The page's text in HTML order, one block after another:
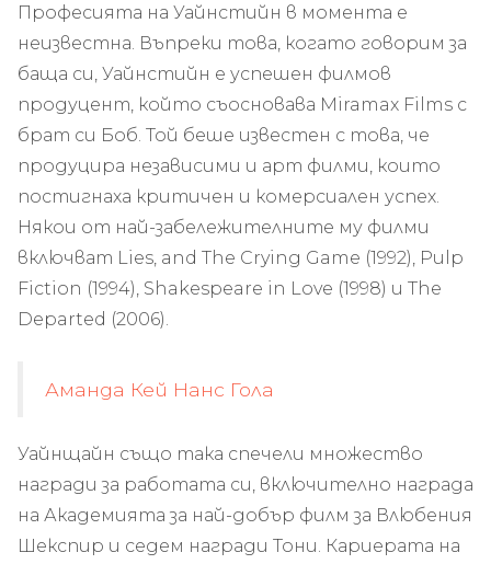
Професията на Уайнстийн в момента е
неизвестна. Въпреки това, когато говорим за
баща си, Уайнстийн е успешен филмов
продуцент, който съосновава Miramax Films с
брат си Боб. Той беше известен с това, че
продуцира независими и арт филми, които
постигнаха критичен и комерсиален успех.
Някои от най-забележителните му филми
включват Lies, and The Crying Game (1992), Pulp
Fiction (1994), Shakespeare in Love (1998) и The
Departed (2006).
Аманда Кей Нанс Гола
Уайнщайн също така спечели множество
награди за работата си, включително награда
на Академията за най-добър филм за Влюбения
Шекспир и седем награди Тони. Кариерата на